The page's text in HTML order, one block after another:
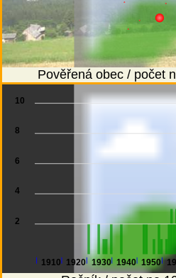
Pověřená obec / počet
1910 1920 1930 1940 1950
2
4
6
8
10